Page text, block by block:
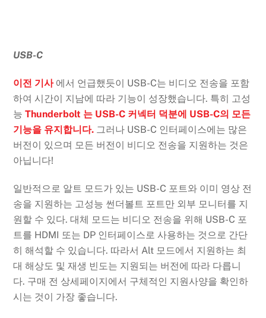
USB-C
이전 기사에서 언급했듯이 USB-C는 비디오 전송을 포함
하여 시간이 지남에 따라 기능이 성장했습니다. 특히 고성
능Thunderbolt 는 USB-C 커넥터 덕분에 USB-C의 모든
기능을 유지합니다. 그러나 USB-C 인터페이스에는 많은
버전이 있으며 모든 버전이 비디오 전송을 지원하는 것은
아닙니다!
일반적으로 알트 모드가 있는 USB-C 포트와 이미 영상 전
송을 지원하는 고성능 썬더볼트 포트만 외부 모니터를 지
원할 수 있다. 대체 모드는 비디오 전송을 위해 USB-C 포
트를 HDMI 또는 DP 인터페이스로 사용하는 것으로 간단
히 해석할 수 있습니다. 따라서 Alt 모드에서 지원하는 최
대 해상도 및 재생 빈도는 지원되는 버전에 따라 다릅니
다. 구매 전 상세페이지에서 구체적인 지원사양을 확인하
시는 것이 가장 좋습니다.